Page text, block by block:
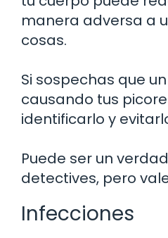
manera adversa a
cosas.
Si sospechas que
causando tus
identificarlo y
Puede ser un
detectives, pero
Infecciones